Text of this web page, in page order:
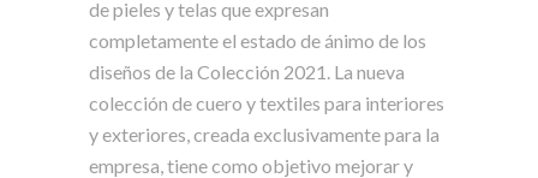
de pieles y telas que expresan
completamente el estado de ánimo de los
diseños de la Colección 2021. La nueva
colección de cuero y textiles para interiores
y exteriores, creada exclusivamente para la
empresa, tiene como objetivo mejorar y